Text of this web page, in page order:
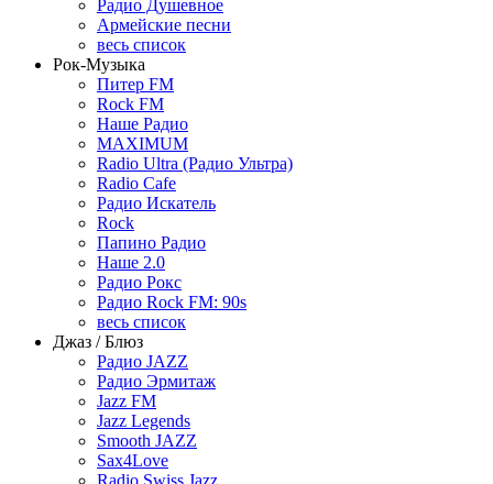
Радио Душевное
Армейские песни
весь список
Рок-Музыка
Питер FM
Rock FM
Наше Радио
MAXIMUM
Radio Ultra (Радио Ультра)
Radio Cafe
Радио Искатель
Rock
Папино Радио
Наше 2.0
Радио Рокс
Радио Rock FM: 90s
весь список
Джаз / Блюз
Радио JAZZ
Радио Эрмитаж
Jazz FM
Jazz Legends
Smooth JAZZ
Sax4Love
Radio Swiss Jazz